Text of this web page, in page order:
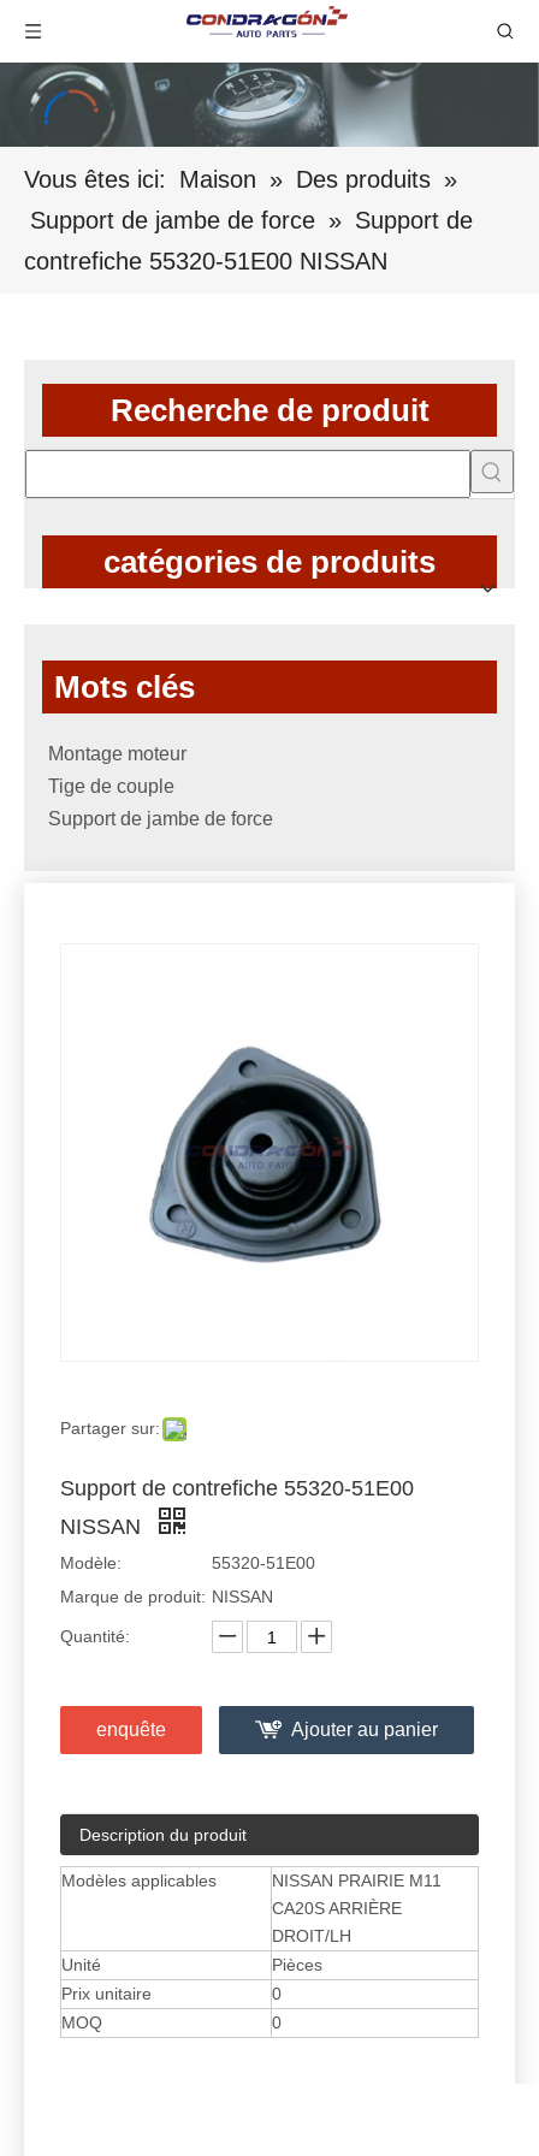
Vous êtes ici: Maison » Des produits »
Support de jambe de force » Support de
contrefiche 55320-51E00 NISSAN
Recherche de produit
catégories de produits
Mots clés
Montage moteur
Tige de couple
Support de jambe de force
Partager sur:
Support de contrefiche 55320-51E00
NISSAN
Modèle:
55320-51E00
Marque de produit: NISSAN
Quantité:
enquête Ajouter au panier
Description du produit
Modèles applicables
NISSAN PRAIRIE M11
CA20S ARRIÈRE
DROIT/LH
Unité
Pièces
Prix ​​unitaire
0
MOQ
0